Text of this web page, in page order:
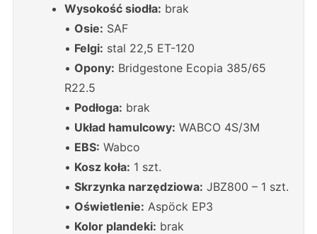
Wysokość siodła: brak
• Osie: SAF
• Felgi: stal 22,5 ET-120
• Opony: Bridgestone Ecopia 385/65
R22.5
• Podłoga: brak
• Układ hamulcowy: WABCO 4S/3M
• EBS: Wabco
• Kosz koła: 1 szt.
• Skrzynka narzędziowa: JBZ800 – 1 szt.
• Oświetlenie: Aspöck EP3
• Kolor plandeki: brak